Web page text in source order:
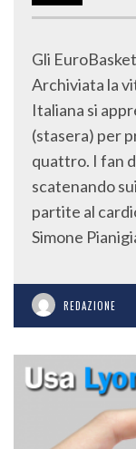
Gli
Archiviata la
Italiana si
(stasera) per
quattro. I fan
scatenando
partite al
Simone
REDAZIONE